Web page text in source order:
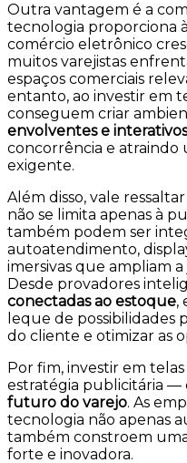
Outra vantagem é a
tecnologia proporciona
comércio eletrônico
muitos varejistas
espaços comerciais
entanto, ao investir em
conseguem criar
envolventes e interativos
concorrência e atraindo
exigente.
Além disso, vale
não se limita apenas à
também podem ser
autoatendimento,
imersivas que ampliam
Desde provadores
conectadas ao estoque,
leque de possibilidades
do cliente e otimizar as
Por fim, investir em
estratégia publicitária —
futuro do varejo. As
tecnologia não apenas
também constroem
forte e inovadora.